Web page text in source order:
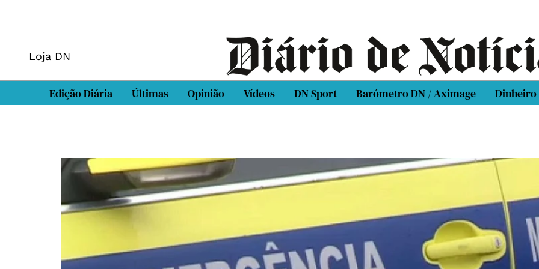
Loja DN
Edição Diária Últimas Opinião Vídeos DN Sport Barómetro DN / Aximage Dinheiro